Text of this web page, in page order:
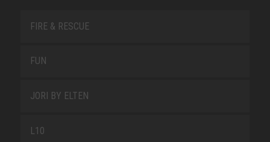
FIRE & RESCUE
FUN
JORI BY ELTEN
L10